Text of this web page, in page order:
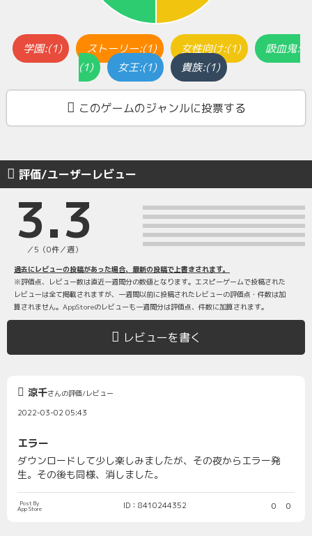
学園:(1) ストーリー:(1) 女性向け:(1)
吸血鬼:
(1)
女王:(1) 貴族:(1)
このゲームのジャンルに投票する
評価/ユーザーレビュー
3.3
／5（0件／週）
過去にレビューの投稿があった場合、最新の投稿で上書きされます。
※評価点、レビュー数は直近一週間分の数値となります。エスピーゲームで投稿された
レビューは全て掲載されますが、一週間以前に投稿されたレビューの評価点・件数は加
算されません。AppStoreのレビューも一週間分は評価点、件数に加算されます。
レビューを書く
涼千さんの評価/レビュー
2022-03-02 05:43
エラー
ダウンロードして少し楽しみましたが、その夜からエラー発
生。その後も同様、消しました。
Post By
App Store ID：8410244352 0 0